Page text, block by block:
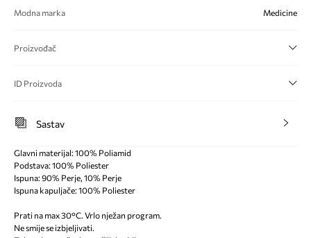
Modna marka Medicine
Proizvođač
ID Proizvoda
Sastav
Glavni materijal: 100% Poliamid
Podstava: 100% Poliester
Ispuna: 90% Perje, 10% Perje
Ispuna kapuljače: 100% Poliester
Prati na max 30°C. Vrlo nježan program.
Ne smije se izbjeljivati.